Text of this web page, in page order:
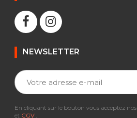
NEWSLETTER
En cliquant sur le bouton vous acceptez nos
et CGV .